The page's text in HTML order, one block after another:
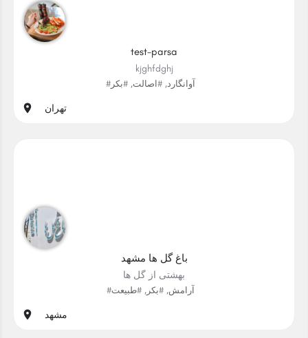
test-parsa
kjghfdghj
#آوانگارد, #اصالت, #بکر
تهران
باغ گل ها مشهد
بهشتی از گل ها
#آرامش, #بکر, #طبیعت
مشهد